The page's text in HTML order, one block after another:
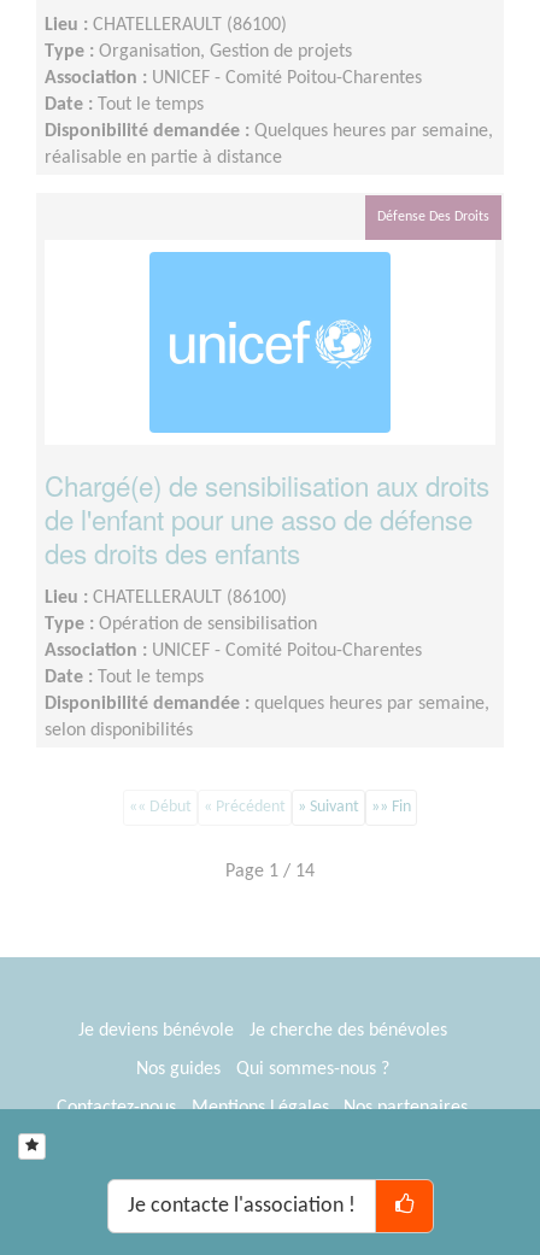
Lieu : CHATELLERAULT (86100)
Type : Organisation, Gestion de projets
Association : UNICEF - Comité Poitou-Charentes
Date :
Tout le temps
Disponibilité demandée : Quelques heures par semaine,
réalisable en partie à distance
Défense Des Droits
Chargé(e) de sensibilisation aux droits
de l'enfant pour une asso de défense
des droits des enfants
Lieu : CHATELLERAULT (86100)
Type : Opération de sensibilisation
Association : UNICEF - Comité Poitou-Charentes
Date :
Tout le temps
Disponibilité demandée : quelques heures par semaine,
selon disponibilités
«« Début « Précédent » Suivant »» Fin
Page 1 / 14
Je contacte l'association !
Je deviens bénévole
Je cherche des bénévoles
Nos guides
Qui sommes-nous ?
Contactez-nous
Mentions Légales
Nos partenaires
® Tous Bénévoles 2012-2026
Webkast